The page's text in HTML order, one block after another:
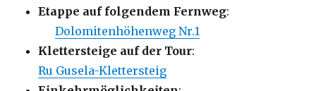
Etappe auf folgendem Fernweg:
Dolomitenhöhenweg Nr.1
Klettersteige auf der Tour:
Ru Gusela-Klettersteig